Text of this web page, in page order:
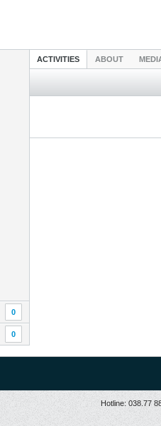
0
0
ACTIVITIES ABOUT
Hotline: 038.77